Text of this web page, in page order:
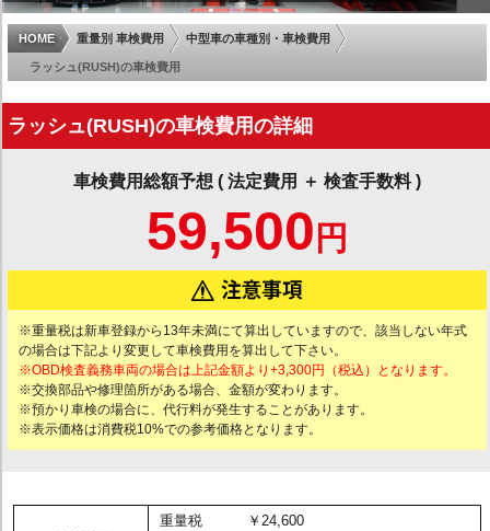
HOME 重量別 車検費用 中型車の車種別・車検費用
ラッシュ(RUSH)の車検費用
ラッシュ(RUSH)の車検費用の詳細
車検費用総額予想 ( 法定費用 ＋ 検査手数料 )
59,500 円
※重量税は新車登録から13年未満にて算出していますので、該当しない年式
の場合は下記より変更して車検費用を算出して下さい。
※OBD検査義務車両の場合は上記金額より+3,300円（税込）となります。
※交換部品や修理箇所がある場合、金額が変わります。
※預かり車検の場合に、代行料が発生することがあります。
※表示価格は消費税10%での参考価格となります。
重量税
￥24,600